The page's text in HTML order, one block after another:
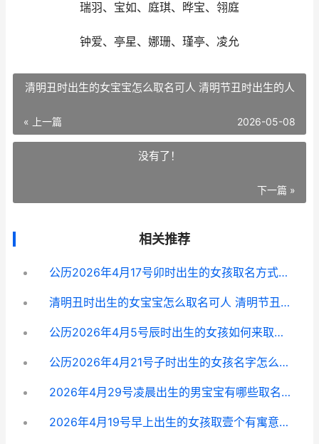
瑞羽、宝如、庭琪、晔宝、翎庭
钟爱、亭星、娜珊、瑾亭、凌允
清明丑时出生的女宝宝怎么取名可人 清明节丑时出生的人
« 上一篇 2026-05-08
没有了！
下一篇 »
相关推荐
公历2026年4月17号卯时出生的女孩取名方式有哪些 2026年阳历4月17日什么星座
清明丑时出生的女宝宝怎么取名可人 清明节丑时出生的人
公历2026年4月5号辰时出生的女孩如何来取名 2026年4月5日星期几
公历2026年4月21号子时出生的女孩名字怎么取 2026年4月21日阳历是多少
2026年4月29号凌晨出生的男宝宝有哪些取名的好方式 2026年4月29日是什么日子
2026年4月19号早上出生的女孩取壹个有寓意的名字 2026年04月19日